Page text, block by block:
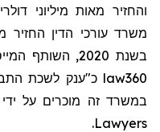
משרד עורכי הדין החזיר
בשנת 2020, השותף המייסד לורנס רוזן הוכרז על ידי חברת
law360 כ"ענק לשכת
במשרד זה מוכרים על ידי
Lawyers
.